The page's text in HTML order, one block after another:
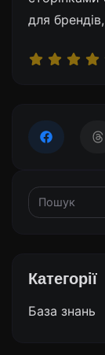
для брендів,
Категорії
База знань